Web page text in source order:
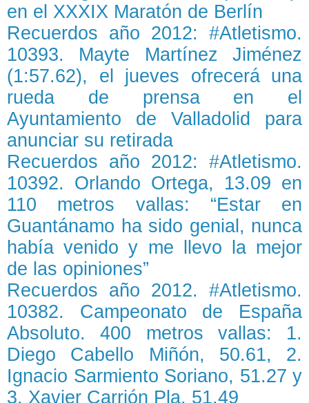
en el XXXIX Maratón de Berlín
Recuerdos año 2012: #Atletismo.
10393. Mayte Martínez Jiménez
(1:57.62), el jueves ofrecerá una
rueda de prensa en el
Ayuntamiento de Valladolid para
anunciar su retirada
Recuerdos año 2012: #Atletismo.
10392. Orlando Ortega, 13.09 en
110 metros vallas: “Estar en
Guantánamo ha sido genial, nunca
había venido y me llevo la mejor
de las opiniones”
Recuerdos año 2012. #Atletismo.
10382. Campeonato de España
Absoluto. 400 metros vallas: 1.
Diego Cabello Miñón, 50.61, 2.
Ignacio Sarmiento Soriano, 51.27 y
3. Xavier Carrión Pla, 51.49